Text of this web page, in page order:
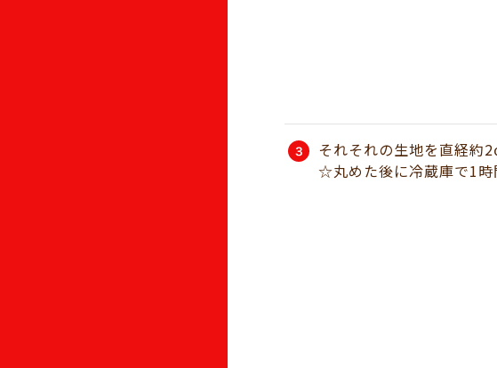
それそれの生地を直経約
☆丸めた後に冷蔵庫で1時